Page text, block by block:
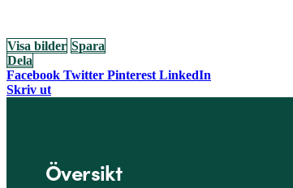
Visa bilder Spara
Dela
Facebook Twitter Pinterest LinkedIn
Skriv ut
Översikt